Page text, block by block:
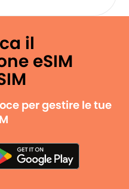
il
eSIM
per gestire le tue